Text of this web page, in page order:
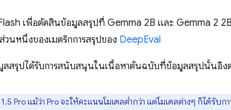
เพื่อตัดสินข้อมูลสรุปที่ Gemma 2B และ Gemma 2
วนหนึ่งของเมตริกการสรุปของ DeepEval
ลสรุปได้รับการสนับสนุนในเนื้อหาต้นฉบับที่ข้อมูลสรุปนั้นอิง
Pro แม้ว่า Pro จะให้คะแนนโมเดลต่ำกว่า แต่โมเดลต่างๆ ก็ได้รับ